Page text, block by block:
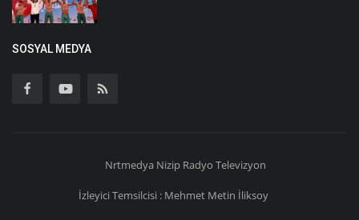
SOSYAL MEDYA
Nrtmedya Nizip Radyo Televizyon
İzleyici Temsilcisi : Mehmet Metin İliksoy